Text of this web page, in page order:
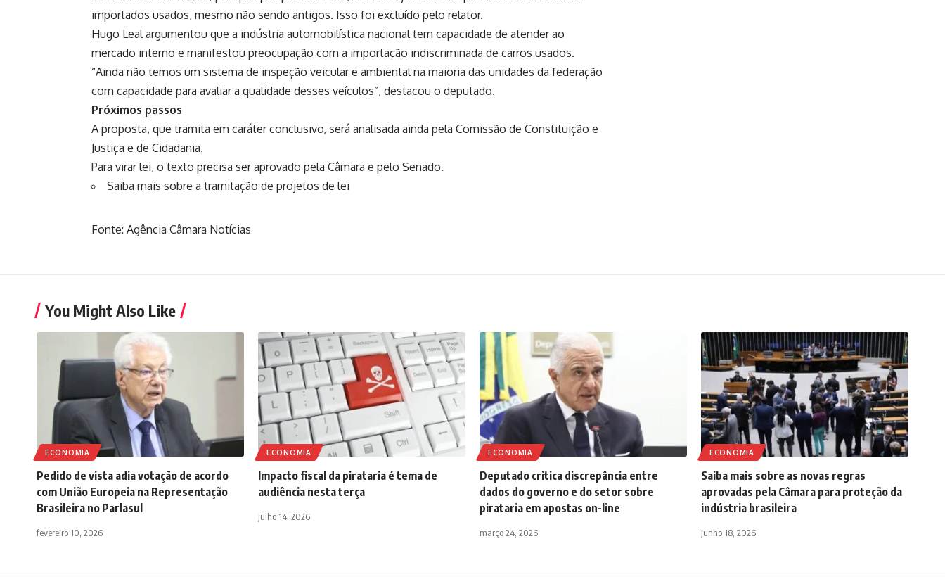
importados usados, mesmo não sendo antigos. Isso foi excluído pelo relator.
Hugo Leal argumentou que a indústria automobilística nacional tem capacidade de atender ao
mercado interno e manifestou preocupação com a importação indiscriminada de carros usados.
“Ainda não temos um sistema de inspeção veicular e ambiental na maioria das unidades da federação
com capacidade para avaliar a qualidade desses veículos”, destacou o deputado.
Próximos passos
A proposta, que tramita em caráter conclusivo, será analisada ainda pela Comissão de Constituição e
Justiça e de Cidadania.
Para virar lei, o texto precisa ser aprovado pela Câmara e pelo Senado.
Saiba mais sobre a tramitação de projetos de lei
Fonte: Agência Câmara Notícias
You Might Also Like
ECONOMIA
Pedido de vista adia votação de acordo
com União Europeia na Representação
Brasileira no Parlasul
fevereiro 10, 2026
ECONOMIA
Impacto fiscal da pirataria é tema de
audiência nesta terça
julho 14, 2026
ECONOMIA
Deputado critica discrepância entre
dados do governo e do setor sobre
pirataria em apostas on-line
março 24, 2026
ECONOMIA
Saiba mais sobre as novas regras
aprovadas pela Câmara para proteção da
indústria brasileira
junho 18, 2026